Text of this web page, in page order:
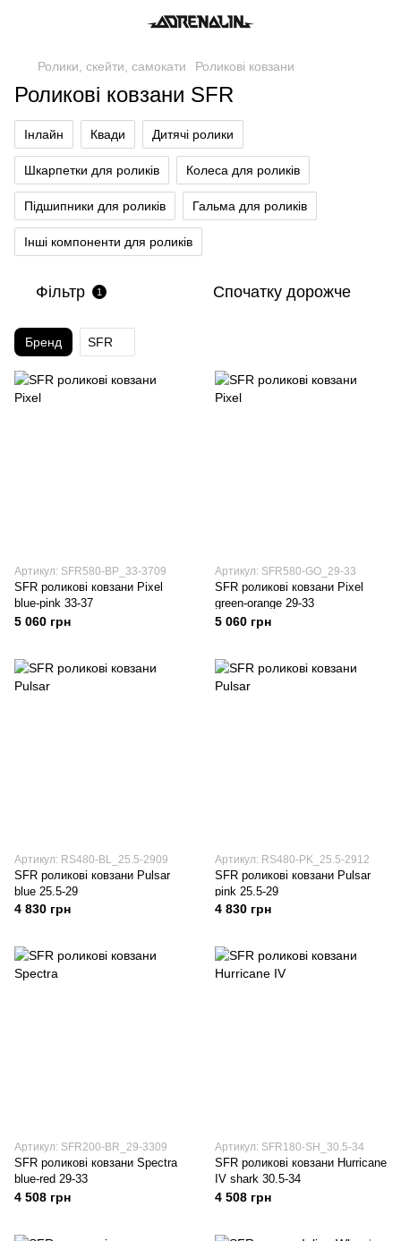
Ролики, скейти, самокати Роликові ковзани
Роликові ковзани SFR
Інлайн Квади Дитячі ролики
Шкарпетки для роликів Колеса для роликів
Підшипники для роликів Гальма для роликів
Інші компоненти для роликів
Фільтр 1 Спочатку дорожче
Бренд SFR
Артикул: SFR580-BP_33-3709
SFR роликові ковзани Pixel
blue-pink 33-37
5 060 грн
Артикул: SFR580-GO_29-33
SFR роликові ковзани Pixel
green-orange 29-33
5 060 грн
Артикул: RS480-BL_25.5-2909
SFR роликові ковзани Pulsar
blue 25.5-29
4 830 грн
Артикул: RS480-PK_25.5-2912
SFR роликові ковзани Pulsar
pink 25.5-29
4 830 грн
Артикул: SFR200-BR_29-3309
SFR роликові ковзани Spectra
blue-red 29-33
4 508 грн
Артикул: SFR180-SH_30.5-34
SFR роликові ковзани Hurricane
IV shark 30.5-34
4 508 грн